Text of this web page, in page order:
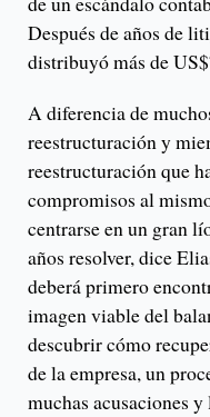
Después de años de
distribuyó más de
A diferencia de
reestructuración y
reestructuración que
compromisos al
centrarse en un gran
años resolver, dice
deberá primero
imagen viable del
descubrir cómo
de la empresa, un
muchas acusaciones